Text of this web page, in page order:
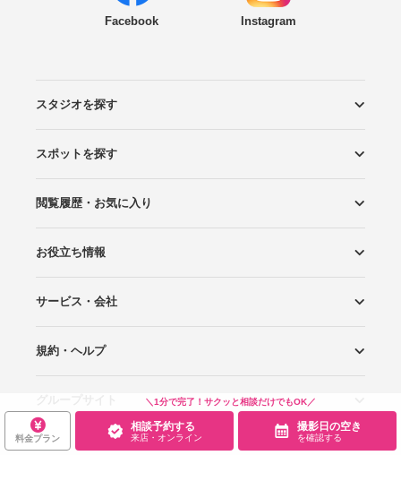
＼1分で完了！サクッと相談だけでもOK／
料金プラン
相談予約する
来店・オンライン
撮影日の空き
を確認する
Facebook Instagram
スタジオを探す
エリアから探す
こだわりから探す
NEW PHOTO STYLE
プランから探す
フォトタイプ診断
フォトグラファーから探す
国内リゾートから探す
スポットを探す
ロケーションから探す
スタジオから探す
閲覧履歴・お気に入り
閲覧スタジオ
お気に入り
お役立ち情報
Wedding Photo マガジン
はじめてガイド
サービス・会社
Photoraitとは
スタジオの掲載について
お問い合わせ
運営会社
サイトマップ
規約・ヘルプ
プライバシーポリシー
Wedding Park
Wedding Park 海外
Ringraph